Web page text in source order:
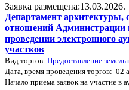
Заявка размещена:13.03.2026.
Департамент архитектуры,
отношений Администрации
проведении электронного
участков
Вид торгов: Предоставление
Дата, время проведения торгов: 02
Начало приема заявок на участие в